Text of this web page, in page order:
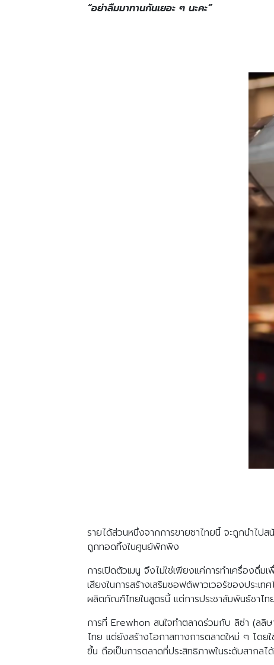
“อย่าลืมมาทานกันเยอะ ๆ นะคะ”
รายได้ส่วนหนึ่งจากการขายชาไทยนี้ จะถูกนำไ
ถูกทอดทิ้งในศูนย์พักพิง
การเปิดตัวเมนู จึงไม่ใช่เพียงแค่การทำเครื่องดื่
เสียงในการสร้างเสริมซอฟต์พาวเวอร์ของประ
ผลิตภัณฑ์ไทยในสูตรนี้ แต่การประชาสัมพันธ์ชาไ
การที่ Erewhon สนใจทำตลาดร่วมกับ ลิซ่า (ลลิ
ไทย แต่ยังสร้างโอกาสทางการตลาดใหม่ ๆ โดย
ขึ้น ถือเป็นการตลาดที่ประสิทธิภาพในระดับสากล